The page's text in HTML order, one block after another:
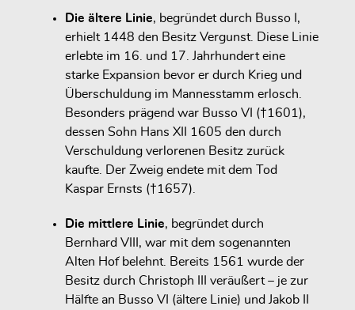
Die ältere Linie, begründet durch Busso I,
erhielt 1448 den Besitz Vergunst. Diese Linie
erlebte im 16. und 17. Jahrhundert eine
starke Expansion bevor er durch Krieg und
Überschuldung im Mannesstamm erlosch.
Besonders prägend war Busso VI (†1601),
dessen Sohn Hans XII 1605 den durch
Verschuldung verlorenen Besitz zurück
kaufte. Der Zweig endete mit dem Tod
Kaspar Ernsts (†1657).
Die mittlere Linie, begründet durch
Bernhard VIII, war mit dem sogenannten
Alten Hof belehnt. Bereits 1561 wurde der
Besitz durch Christoph III veräußert – je zur
Hälfte an Busso VI (ältere Linie) und Jakob II